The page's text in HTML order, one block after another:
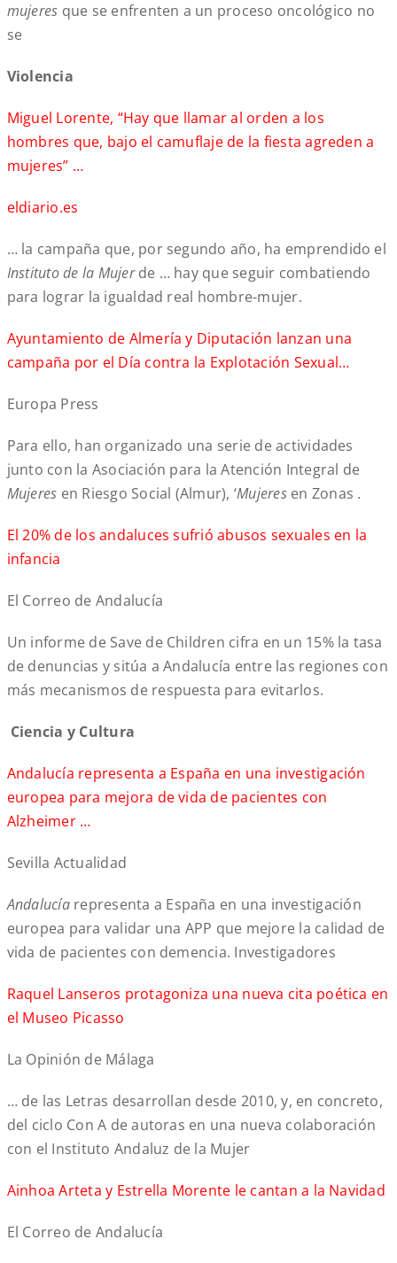
mujeres que se enfrenten a un proceso oncológico no
se
Violencia
Miguel Lorente, “Hay que llamar al orden a los
hombres que, bajo el camuflaje de la fiesta agreden a
mujeres” …
eldiario.es
… la campaña que, por segundo año, ha emprendido el
Instituto de la Mujerde … hay que seguir combatiendo
para lograr la igualdad real hombre-mujer.
Ayuntamiento de Almería y Diputación lanzan una
campaña por el Día contra la Explotación Sexual…
Europa Press
Para ello, han organizado una serie de actividades
junto con la Asociación para la Atención Integral de
Mujeres en Riesgo Social (Almur), ‘Mujeresen Zonas .
El 20% de los andaluces sufrió abusos sexuales en la
infancia
El Correo de Andalucía
Un informe de Save de Children cifra en un 15% la tasa
de denuncias y sitúa a Andalucía entre las regiones con
más mecanismos de respuesta para evitarlos.
Ciencia y Cultura
Andalucía representa a España en una investigación
europea para mejora de vida de pacientes con
Alzheimer …
Sevilla Actualidad
Andalucíarepresenta a España en una investigación
europea para validar una APP que mejore la calidad de
vida de pacientes con demencia. Investigadores
Raquel Lanseros protagoniza una nueva cita poética en
el Museo Picasso
La Opinión de Málaga
… de las Letras desarrollan desde 2010, y, en concreto,
del ciclo Con A de autoras en una nueva colaboración
con el Instituto Andaluz de la Mujer
Ainhoa Arteta y Estrella Morente le cantan a la Navidad
El Correo de Andalucía